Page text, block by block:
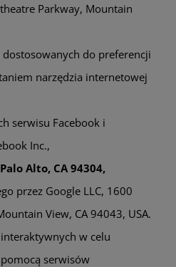
Parkway, Mountain
do preferencji
narzędzia internetowej
serwisu Facebook i
Inc.,
Alto, CA 94304,
przez Google LLC, 1600
View, CA 94043, USA.
w celu
serwisów